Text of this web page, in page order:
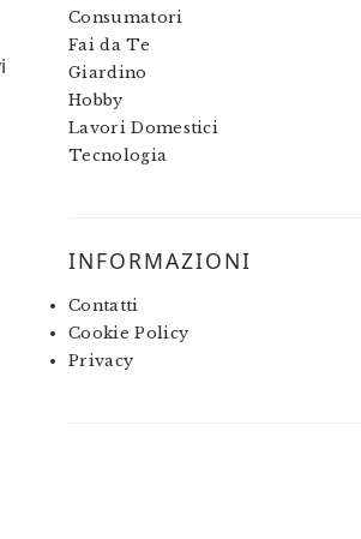
Consumatori
Fai da Te
Giardino
Hobby
Lavori Domestici
Tecnologia
INFORMAZIONI
Contatti
Cookie Policy
Privacy